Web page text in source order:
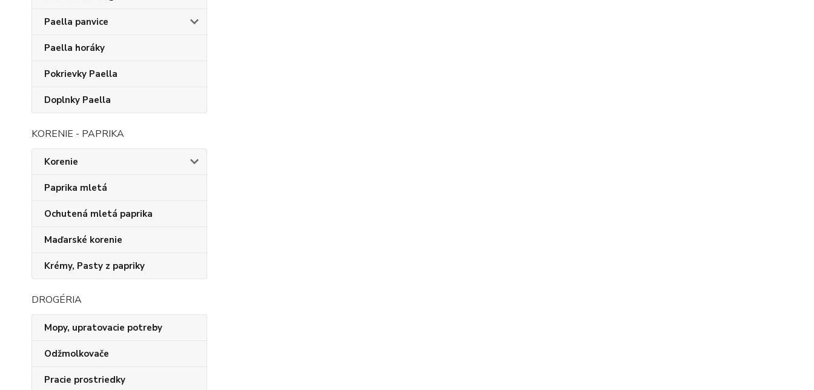
Paella panvice
Paella horáky
Pokrievky Paella
Doplnky Paella
KORENIE - PAPRIKA
Korenie
Paprika mletá
Ochutená mletá paprika
Maďarské korenie
Krémy, Pasty z papriky
DROGÉRIA
Mopy, upratovacie potreby
Odžmolkovače
Pracie prostriedky